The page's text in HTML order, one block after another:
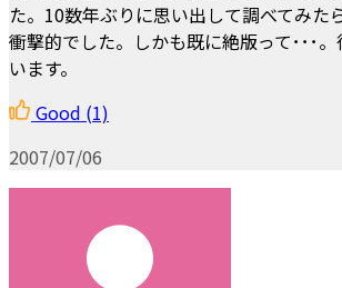
た。10数年ぶりに思い出して調べてみた
衝撃的でした。しかも既に絶版って･･･
います。
Good (1)
2007/07/06